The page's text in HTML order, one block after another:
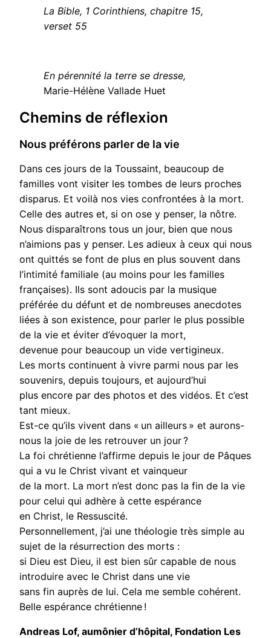
La Bible, 1 Corinthiens, chapitre 15,
verset 55
En pérennité la terre se dresse,
Marie-Hélène Vallade Huet
Chemins de réflexion
Nous préférons parler de la vie
Dans ces jours de la Toussaint, beaucoup de
familles vont visiter les tombes de leurs proches
disparus. Et voilà nos vies confrontées à la mort.
Celle des autres et, si on ose y penser, la nôtre.
Nous disparaîtrons tous un jour, bien que nous
n’aimions pas y penser. Les adieux à ceux qui nous
ont quittés se font de plus en plus souvent dans
l’intimité familiale (au moins pour les familles
françaises). Ils sont adoucis par la musique
préférée du défunt et de nombreuses anecdotes
liées à son existence, pour parler le plus possible
de la vie et éviter d’évoquer la mort,
devenue pour beaucoup un vide vertigineux.
Les morts continuent à vivre parmi nous par les
souvenirs, depuis toujours, et aujourd’hui
plus encore par des photos et des vidéos. Et c’est
tant mieux.
Est-ce qu’ils vivent dans « un ailleurs » et aurons-
nous la joie de les retrouver un jour ?
La foi chrétienne l’affirme depuis le jour de Pâques
qui a vu le Christ vivant et vainqueur
de la mort. La mort n’est donc pas la fin de la vie
pour celui qui adhère à cette espérance
en Christ, le Ressuscité.
Personnellement, j’ai une théologie très simple au
sujet de la résurrection des morts :
si Dieu est Dieu, il est bien sûr capable de nous
introduire avec le Christ dans une vie
sans fin auprès de lui. Cela me semble cohérent.
Belle espérance chrétienne !
Andreas Lof, aumônier d’hôpital, Fondation Les